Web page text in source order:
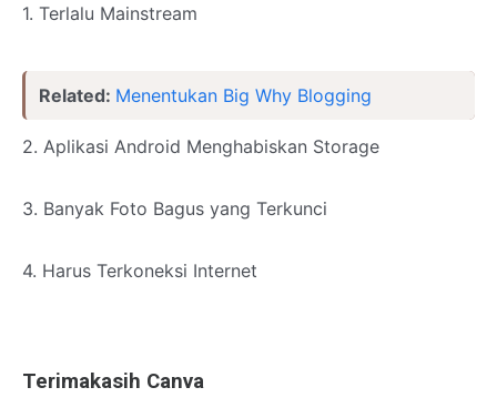
1. Terlalu Mainstream
Related: Menentukan Big Why Blogging
2. Aplikasi Android Menghabiskan Storage
3. Banyak Foto Bagus yang Terkunci
4. Harus Terkoneksi Internet
Terimakasih Canva